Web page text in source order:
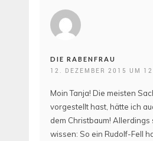
DIE RABENFRAU
12. DEZEMBER 2015 UM
Moin Tanja! Die meisten
vorgestellt hast, hätte ich
dem Christbaum! Allerdings
wissen: So ein Rudolf-Fell